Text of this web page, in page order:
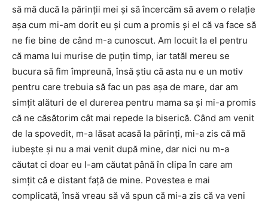
să mă ducă la părinţii mei şi să încercăm să avem o relaţie
aşa cum mi-am dorit eu şi cum a promis şi el că va face să
ne fie bine de când m-a cunoscut. Am locuit la el pentru
că mama lui murise de puţin timp, iar tatăl mereu se
bucura să fim împreună, însă ştiu că asta nu e un motiv
pentru care trebuia să fac un pas aşa de mare, dar am
simţit alături de el durerea pentru mama sa şi mi-a promis
că ne căsătorim cât mai repede la biserică. Când am venit
de la spovedit, m-a lăsat acasă la părinţi, mi-a zis că mă
iubeşte şi nu a mai venit după mine, dar nici nu m-a
căutat ci doar eu l-am căutat până în clipa în care am
simţit că e distant faţă de mine. Povestea e mai
complicată, însă vreau să vă spun că mi-a zis că va veni